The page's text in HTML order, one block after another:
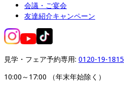
会議・ご宴会
友達紹介キャンペーン
見学・フェア予約専用: 0120-19-1815
10:00～17:00 （年末年始除く）